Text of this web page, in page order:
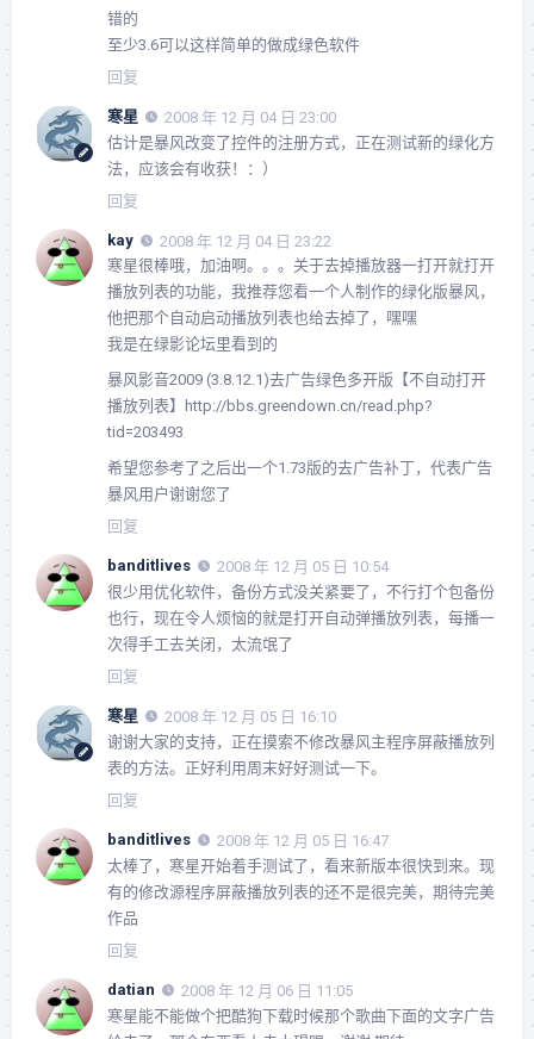
错的
至少3.6可以这样简单的做成绿色软件
回复
寒星
2008 年 12 月 04 日 23:00
估计是暴风改变了控件的注册方式，正在测试新的绿化方
法，应该会有收获！：）
回复
kay
2008 年 12 月 04 日 23:22
寒星很棒哦，加油啊。。。关于去掉播放器一打开就打开
播放列表的功能，我推荐您看一个人制作的绿化版暴风，
他把那个自动启动播放列表也给去掉了，嘿嘿
我是在绿影论坛里看到的
暴风影音2009 (3.8.12.1)去广告绿色多开版【不自动打开
播放列表】http://bbs.greendown.cn/read.php?
tid=203493
希望您参考了之后出一个1.73版的去广告补丁，代表广告
暴风用户谢谢您了
回复
banditlives
2008 年 12 月 05 日 10:54
很少用优化软件，备份方式没关紧要了，不行打个包备份
也行，现在令人烦恼的就是打开自动弹播放列表，每播一
次得手工去关闭，太流氓了
回复
寒星
2008 年 12 月 05 日 16:10
谢谢大家的支持，正在摸索不修改暴风主程序屏蔽播放列
表的方法。正好利用周末好好测试一下。
回复
banditlives
2008 年 12 月 05 日 16:47
太棒了，寒星开始着手测试了，看来新版本很快到来。现
有的修改源程序屏蔽播放列表的还不是很完美，期待完美
作品
回复
datian
2008 年 12 月 06 日 11:05
寒星能不能做个把酷狗下载时候那个歌曲下面的文字广告